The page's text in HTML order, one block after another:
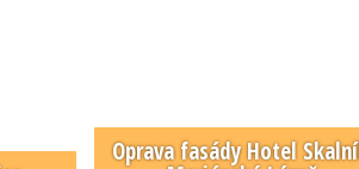
Oprava fasády Hotel